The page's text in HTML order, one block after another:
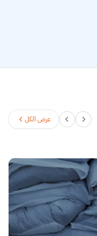
عرض الكل